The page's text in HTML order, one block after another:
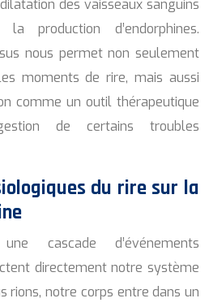
des vaisseaux sanguins
production d’endorphines.
nous permet non seulement
moments de rire, mais aussi
comme un outil thérapeutique
de certains troubles
du rire sur la
cascade d’événements
directement notre système
rions, notre corps entre dans un